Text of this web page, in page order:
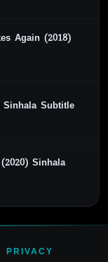
Again (2018)
Subtitle
Sinhala
PRIVACY